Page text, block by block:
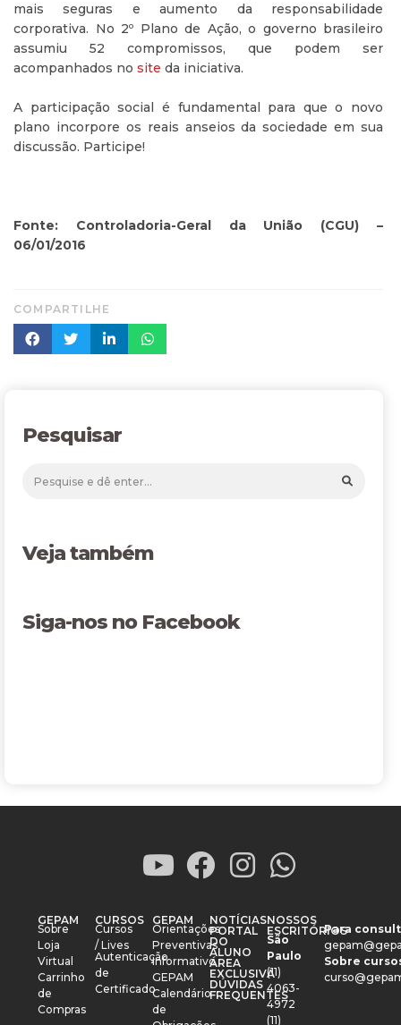
mais seguras e aumento da responsabilidade
corporativa. No 2º Plano de Ação, o governo brasileiro
assumiu 52 compromissos, que podem ser
acompanhados no site da iniciativa.
A participação social é fundamental para que o novo
plano incorpore os reais anseios da sociedade em sua
discussão. Participe!
Fonte: Controladoria-Geral da União (CGU) –
06/01/2016
COMPARTILHE
Pesquisar
Veja também
Siga-nos no Facebook
GEPAM
Sobre
Loja
Virtual
Carrinho
de
Compras
CURSOS
Cursos
/ Lives
Autenticação
de
Certificado
GEPAM
Orientações
Preventivas
Informativo
GEPAM
Calendário
de
NOTÍCIAS
PORTAL
DO
ALUNO
ÁREA
EXCLUSIVA
DÚVIDAS
FREQUENTES
NOSSOS
ESCRITÓRIOS
São
Paulo
(11)
4063-
4972
(11)
Para
Sobre